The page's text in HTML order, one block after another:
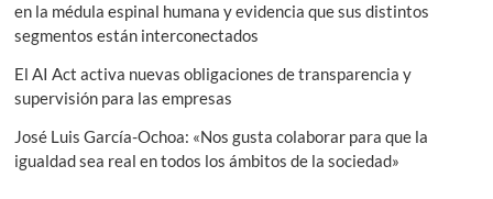
en la médula espinal humana y evidencia que sus distintos
segmentos están interconectados
El AI Act activa nuevas obligaciones de transparencia y
supervisión para las empresas
José Luis García-Ochoa: «Nos gusta colaborar para que la
igualdad sea real en todos los ámbitos de la sociedad»